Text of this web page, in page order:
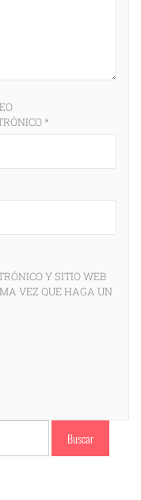
*
Y SITIO WEB
VEZ QUE HAGA UN